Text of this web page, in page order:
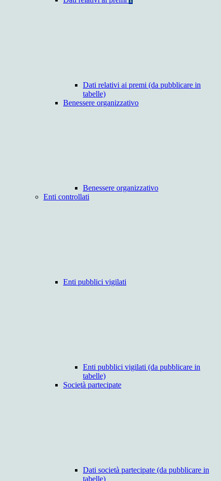
Dati relativi ai premi (da pubblicare in
tabelle)
Benessere organizzativo
Benessere organizzativo
Enti controllati
Enti pubblici vigilati
Enti pubblici vigilati (da pubblicare in
tabelle)
Società partecipate
Dati società partecipate (da pubblicare in
tabelle)